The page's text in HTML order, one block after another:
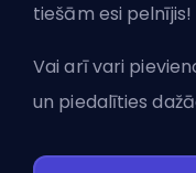
tiešām esi pelnījis!
Vai arī vari
un piedalīties